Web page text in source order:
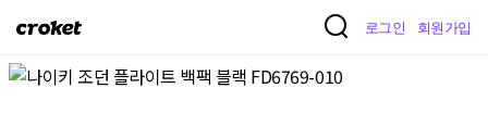
크
켓
로그인 회원가입